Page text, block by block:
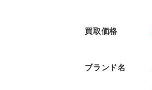
買取価格
ブランド名